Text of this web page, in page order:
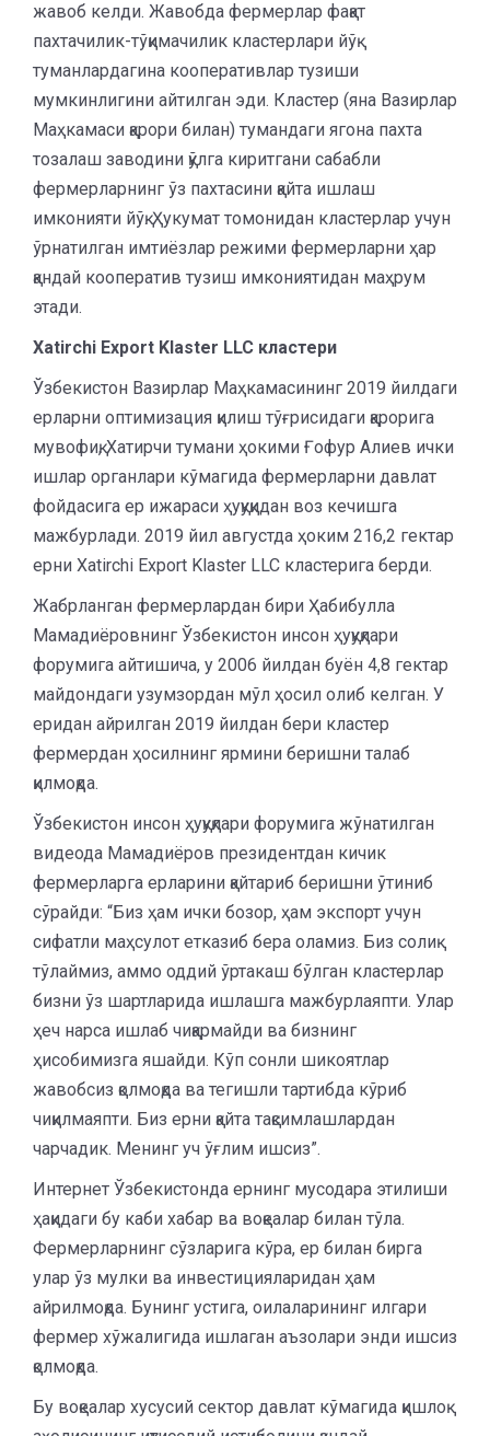
жавоб келди. Жавобда фермерлар фақат
пахтачилик-тўқимачилик кластерлари йўқ
туманлардагина кооперативлар тузиши
мумкинлигини айтилган эди. Кластер (яна Вазирлар
Маҳкамаси қарори билан) тумандаги ягона пахта
тозалаш заводини қўлга киритгани сабабли
фермерларнинг ўз пахтасини қайта ишлаш
имконияти йўқ. Ҳукумат томонидан кластерлар учун
ўрнатилган имтиёзлар режими фермерларни ҳар
қандай кооператив тузиш имкониятидан маҳрум
этади.
Xatirchi Export Klaster LLC кластери
Ўзбекистон Вазирлар Маҳкамасининг 2019 йилдаги
ерларни оптимизация қилиш тўғрисидаги қарорига
мувофиқ, Хатирчи тумани ҳокими Ғофур Алиев ички
ишлар органлари кўмагида фермерларни давлат
фойдасига ер ижараси ҳуқуқидан воз кечишга
мажбурлади. 2019 йил августда ҳоким 216,2 гектар
ерни Xatirchi Export Klaster LLC кластерига берди.
Жабрланган фермерлардан бири Ҳабибулла
Мамадиёровнинг Ўзбекистон инсон ҳуқуқлари
форумига айтишича, у 2006 йилдан буён 4,8 гектар
майдондаги узумзордан мўл ҳосил олиб келган. У
еридан айрилган 2019 йилдан бери кластер
фермердан ҳосилнинг ярмини беришни талаб
қилмоқда.
Ўзбекистон инсон ҳуқуқлари форумига жўнатилган
видеода Мамадиёров президентдан кичик
фермерларга ерларини қайтариб беришни ўтиниб
сўрайди: “Биз ҳам ички бозор, ҳам экспорт учун
сифатли маҳсулот етказиб бера оламиз. Биз солиқ
тўлаймиз, аммо оддий ўртакаш бўлган кластерлар
бизни ўз шартларида ишлашга мажбурлаяпти. Улар
ҳеч нарса ишлаб чиқармайди ва бизнинг
ҳисобимизга яшайди. Кўп сонли шикоятлар
жавобсиз қолмоқда ва тегишли тартибда кўриб
чиқилмаяпти. Биз ерни қайта тақсимлашлардан
чарчадик. Менинг уч ўғлим ишсиз”.
Интернет Ўзбекистонда ернинг мусодара этилиши
ҳақидаги бу каби хабар ва воқеалар билан тўла.
Фермерларнинг сўзларига кўра, ер билан бирга
улар ўз мулки ва инвестицияларидан ҳам
айрилмоқда. Бунинг устига, оилаларининг илгари
фермер хўжалигида ишлаган аъзолари энди ишсиз
қолмоқда.
Бу воқеалар хусусий сектор давлат кўмагида қишлоқ